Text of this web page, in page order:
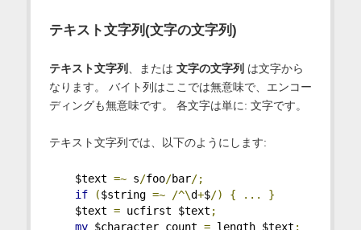
テキスト文字列(文字の文字列)
テキスト文字列 、または 文字の文字列 は文字から
なります。 バイト列はここでは無意味で、エンコー
ディングも無意味です。 各文字は単に: 文字です。
テキスト文字列では、以下のようにします:
$text =~ s/foo/bar/;
if
($string =~ /^\d+$/) { ...
}
$text = ucfirst $text ;
my $character_count = length $text ;